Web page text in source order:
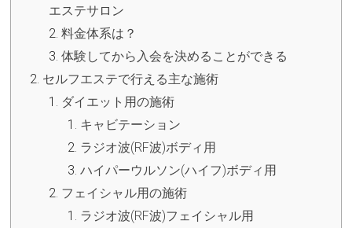
エステサロン
料金体系は？
体験してから入会を決めることができる
セルフエステで行える主な施術
ダイエット用の施術
キャビテーション
ラジオ波(RF波)ボディ用
ハイパーウルソン(ハイフ)ボディ用
フェイシャル用の施術
ラジオ波(RF波)フェイシャル用